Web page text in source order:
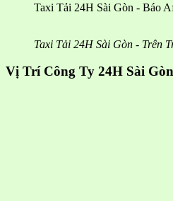
Taxi Tải 24H Sài Gòn - Báo
Taxi Tải 24H Sài Gòn - Trên
Vị Trí Công Ty 24H Sài Gòn